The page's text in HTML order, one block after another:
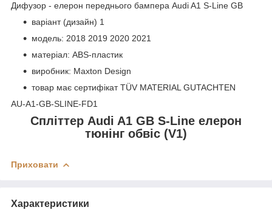
Дифузор - елерон переднього бампера Audi A1 S-Line GB
варіант (дизайн) 1
модель: 2018 2019 2020 2021
матеріал: ABS-пластик
виробник: Maxton Design
товар має сертифікат TÜV MATERIAL GUTACHTEN
AU-A1-GB-SLINE-FD1
Спліттер Audi A1 GB S-Line елерон
тюнінг обвіс (V1)
Приховати
Характеристики